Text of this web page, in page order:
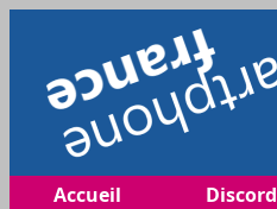
Accueil Discord